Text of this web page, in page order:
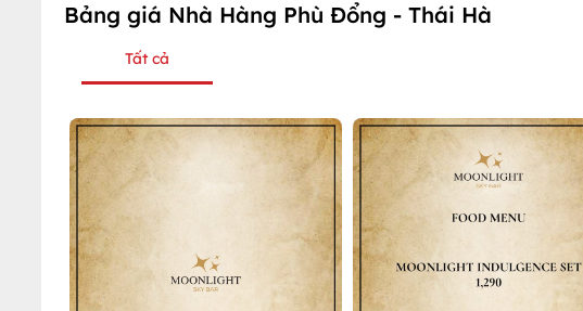
Bảng giá Nhà Hàng Phù Đổng - Thái Hà
Tất cả